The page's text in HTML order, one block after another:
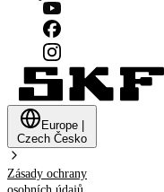
Europe
Czech Česko
Zásady ochrany